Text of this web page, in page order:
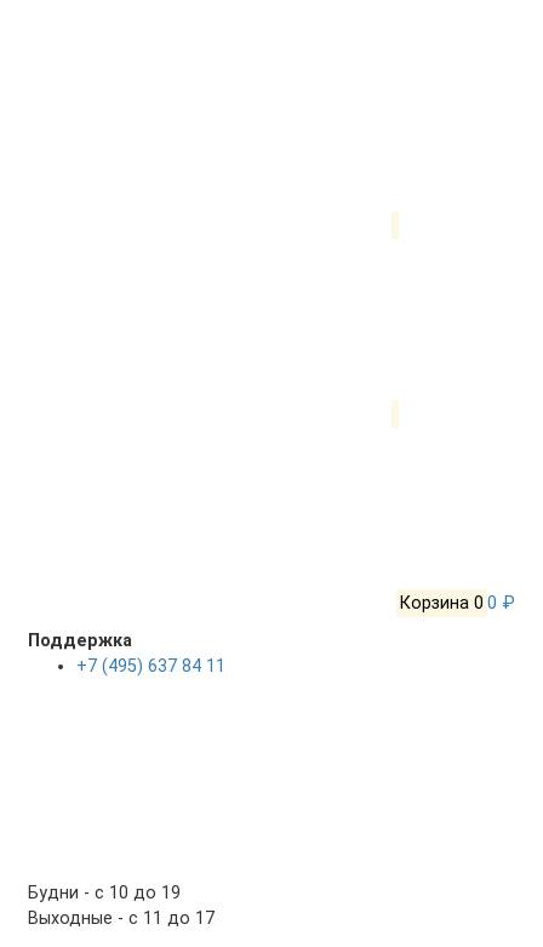
Корзина 0 0 ₽
Поддержка
+7 (495) 637 84 11
Будни - с 10 до 19
Выходные - c 11 до 17